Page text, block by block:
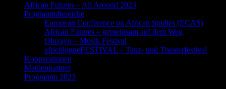
African Futures – All Around 2023
Programmbereiche
European Conference on African Studies (ECAS)
African Futures – gemeinsam auf dem Weg
Oluzayo – Musik Festival
africologneFESTIVAL – Tanz- und Theaterfestival
Kooperationen
Medienpartner
Programm 2023